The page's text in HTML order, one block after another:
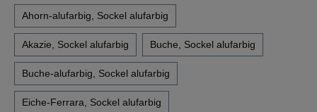
Ahorn-alufarbig, Sockel alufarbig
Akazie, Sockel alufarbig Buche, Sockel alufarbig
Buche-alufarbig, Sockel alufarbig
Eiche-Ferrara, Sockel alufarbig